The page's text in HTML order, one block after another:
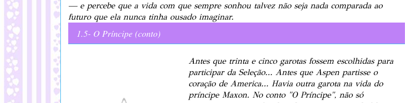
— e percebe que a vida com que sempre sonhou talvez não seja nada comparada ao
futuro que ela nunca tinha ousado imaginar.
1.5- O Príncipe (conto)
Antes que trinta e cinco garotas fossem escolhidas para
participar da Seleção... Antes que Aspen partisse o
coração de America... Havia outra garota na vida do
príncipe Maxon. No conto "O Príncipe", não só